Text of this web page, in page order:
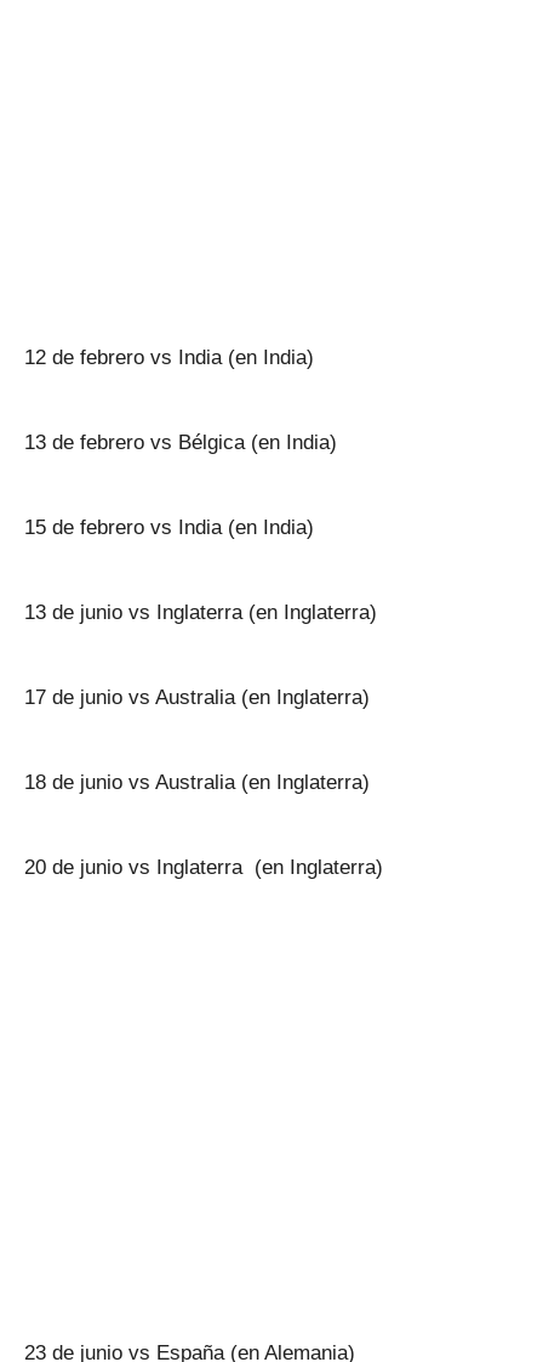
12 de febrero vs India (en India)
13 de febrero vs Bélgica (en India)
15 de febrero vs India (en India)
13 de junio vs Inglaterra (en Inglaterra)
17 de junio vs Australia (en Inglaterra)
18 de junio vs Australia (en Inglaterra)
20 de junio vs Inglaterra (en Inglaterra)
23 de junio vs España (en Alemania)